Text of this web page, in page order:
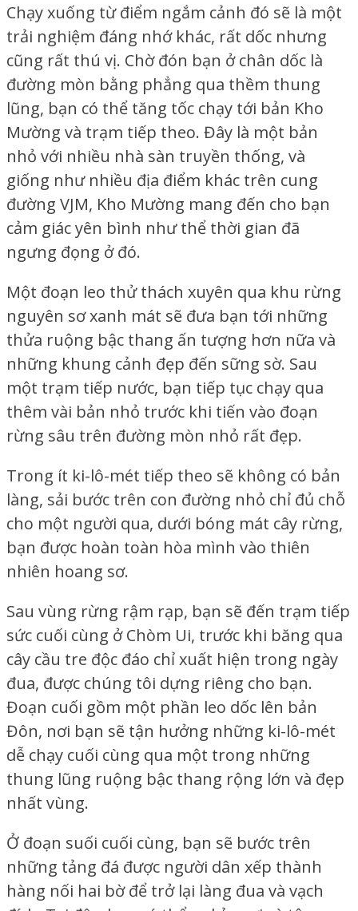
Chạy xuống từ điểm ngắm cảnh đó sẽ là một
trải nghiệm đáng nhớ khác, rất dốc nhưng
cũng rất thú vị. Chờ đón bạn ở chân dốc là
đường mòn bằng phẳng qua thềm thung
lũng, bạn có thể tăng tốc chạy tới bản Kho
Mường và trạm tiếp theo. Đây là một bản
nhỏ với nhiều nhà sàn truyền thống, và
giống như nhiều địa điểm khác trên cung
đường VJM, Kho Mường mang đến cho bạn
cảm giác yên bình như thể thời gian đã
ngưng đọng ở đó.
Một đoạn leo thử thách xuyên qua khu rừng
nguyên sơ xanh mát sẽ đưa bạn tới những
thửa ruộng bậc thang ấn tượng hơn nữa và
những khung cảnh đẹp đến sững sờ. Sau
một trạm tiếp nước, bạn tiếp tục chạy qua
thêm vài bản nhỏ trước khi tiến vào đoạn
rừng sâu trên đường mòn nhỏ rất đẹp.
Trong ít ki-lô-mét tiếp theo sẽ không có bản
làng, sải bước trên con đường nhỏ chỉ đủ chỗ
cho một người qua, dưới bóng mát cây rừng,
bạn được hoàn toàn hòa mình vào thiên
nhiên hoang sơ.
Sau vùng rừng rậm rạp, bạn sẽ đến trạm tiếp
sức cuối cùng ở Chòm Ui, trước khi băng qua
cây cầu tre độc đáo chỉ xuất hiện trong ngày
đua, được chúng tôi dựng riêng cho bạn.
Đoạn cuối gồm một phần leo dốc lên bản
Đôn, nơi bạn sẽ tận hưởng những ki-lô-mét
dễ chạy cuối cùng qua một trong những
thung lũng ruộng bậc thang rộng lớn và đẹp
nhất vùng.
Ở đoạn suối cuối cùng, bạn sẽ bước trên
những tảng đá được người dân xếp thành
hàng nối hai bờ để trở lại làng đua và vạch